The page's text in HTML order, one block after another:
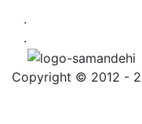
.
.
Copyright © 2012 -